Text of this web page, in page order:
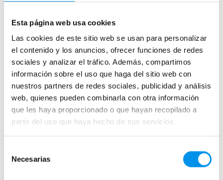
Esta página web usa cookies
Las cookies de este sitio web se usan para personalizar
el contenido y los anuncios, ofrecer funciones de redes
sociales y analizar el tráfico. Además, compartimos
información sobre el uso que haga del sitio web con
nuestros partners de redes sociales, publicidad y análisis
web, quienes pueden combinarla con otra información
que les haya proporcionado o que hayan recopilado a
partir del uso que haya hecho de sus servicios.
Necesarias
Correderas
Mamparas doble hoja
Mamparas a ras de suelo
Mamparas con armario
Mamparas de colores
Mamparas de perfilería aluminio plata brillo
Mamparas de perfilería blanca